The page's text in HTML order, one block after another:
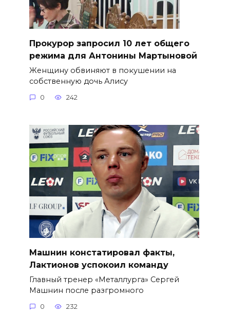
​Прокурор запросил 10 лет общего
режима для Антонины Мартыновой
Женщину обвиняют в покушении на
собственную дочь Алису
0 242
Машнин констатировал факты,
Лактионов успокоил команду
Главный тренер «Металлурга» Сергей
Машнин после разгромного
0 232